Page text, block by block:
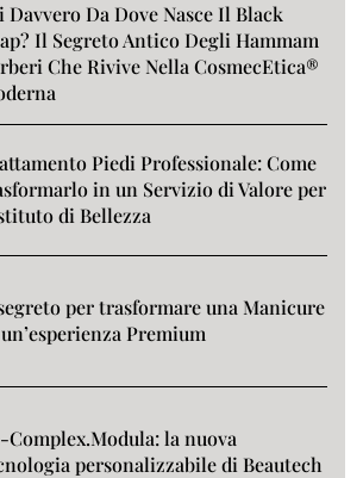
Davvero Da Dove Nasce Il Black
Il Segreto Antico Degli Hammam
Che Rivive Nella CosmecEtica®
Piedi Professionale: Come
in un Servizio di Valore per
di Bellezza
per trasformare una Manicure
Premium
Complex.Modula: la nuova
personalizzabile di Beautech